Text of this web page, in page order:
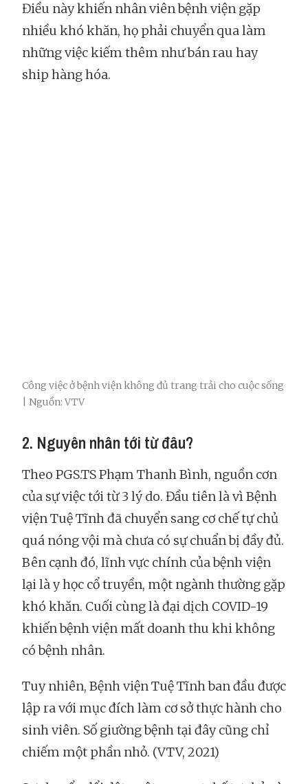
Điều này khiến nhân viên bệnh viện gặp
nhiều khó khăn, họ phải chuyển qua làm
những việc kiếm thêm như bán rau hay
ship hàng hóa.
Công việc ở bệnh viện không đủ trang trải cho cuộc sống
| Nguồn: VTV
2. Nguyên nhân tới từ đâu?
Theo PGS.TS Phạm Thanh Bình, nguồn cơn
của sự việc tới từ 3 lý do. Đầu tiên là vì Bệnh
viện Tuệ Tĩnh đã chuyển sang cơ chế tự chủ
quá nóng vội mà chưa có sự chuẩn bị đầy đủ.
Bên cạnh đó, lĩnh vực chính của bệnh viện
lại là y học cổ truyền, một ngành thường gặp
khó khăn. Cuối cùng là đại dịch COVID-19
khiến bệnh viện mất doanh thu khi không
có bệnh nhân.
Tuy nhiên, Bệnh viện Tuệ Tĩnh ban đầu được
lập ra với mục đích làm cơ sở thực hành cho
sinh viên. Số giường bệnh tại đây cũng chỉ
chiếm một phần nhỏ. (VTV, 2021)